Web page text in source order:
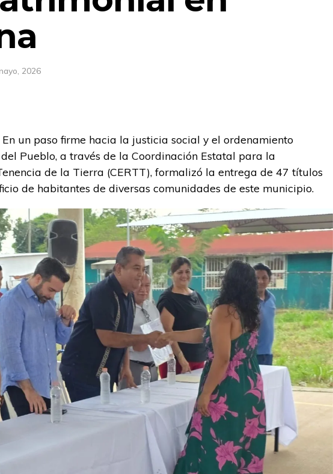
2026
En un paso firme hacia la justicia social y el ordenamiento
Pueblo, a través de la Coordinación Estatal para la
de la Tierra (CERTT), formalizó la entrega de 47 títulos
de habitantes de diversas comunidades de este municipio.